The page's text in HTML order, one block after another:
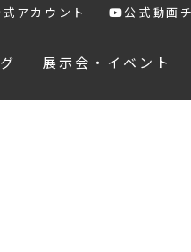
アカウント 公式動画
展示会・イベント